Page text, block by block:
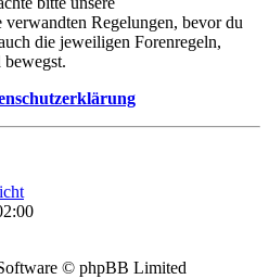
Regelungen, bevor du
die jeweiligen Forenregeln,
© phpBB Limited